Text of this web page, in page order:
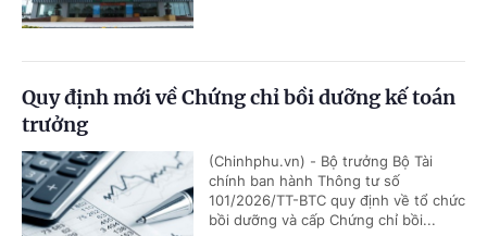
Quy định mới về Chứng chỉ bồi dưỡng kế toán
trưởng
(Chinhphu.vn) - Bộ trưởng Bộ Tài
chính ban hành Thông tư số
101/2026/TT-BTC quy định về tổ chức
bồi dưỡng và cấp Chứng chỉ bồi...